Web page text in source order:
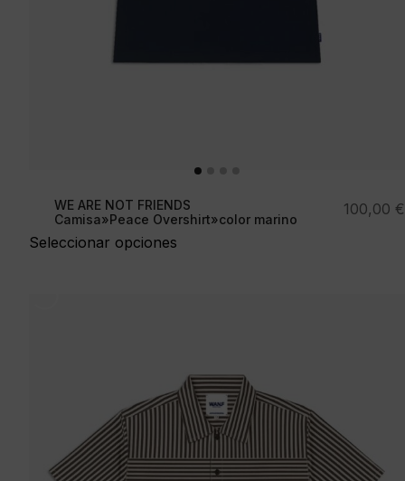
WE ARE NOT FRIENDS
Camisa»Peace Overshirt»color marino
Seleccionar opciones
100,00 €